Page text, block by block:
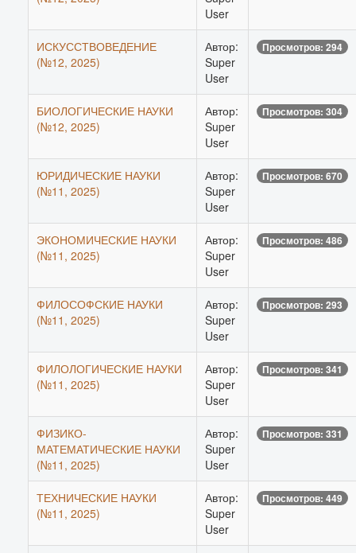
User
ИСКУССТВОВЕДЕНИЕ
(№12, 2025)
Автор:
Super
User
Просмотров: 294
БИОЛОГИЧЕСКИЕ НАУКИ
(№12, 2025)
Автор:
Super
User
Просмотров: 304
ЮРИДИЧЕСКИЕ НАУКИ
(№11, 2025)
Автор:
Super
User
Просмотров: 670
ЭКОНОМИЧЕСКИЕ НАУКИ
(№11, 2025)
Автор:
Super
User
Просмотров: 486
ФИЛОСОФСКИЕ НАУКИ
(№11, 2025)
Автор:
Super
User
Просмотров: 293
ФИЛОЛОГИЧЕСКИЕ НАУКИ
(№11, 2025)
Автор:
Super
User
Просмотров: 341
ФИЗИКО-
МАТЕМАТИЧЕСКИЕ НАУКИ
(№11, 2025)
Автор:
Super
User
Просмотров: 331
ТЕХНИЧЕСКИЕ НАУКИ
(№11, 2025)
Автор:
Super
User
Просмотров: 449